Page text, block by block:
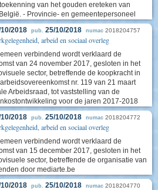
van het gouden ereteken van
- Provincie- en gemeentepersoneel
2018 pub. 25/10/2018 numac 2018204757
arbeid en sociaal overleg
verbindend wordt verklaard de
van 24 november 2017, gesloten in het
sector, betreffende de koopkracht in
nr. 119 van 21 maart
Arbeidsraad, tot vaststelling van de
voor de jaren 2017-2018
2018 pub. 25/10/2018 numac 2018204772
arbeid en sociaal overleg
verbindend wordt verklaard de
van 15 december 2017, gesloten in het
sector, betreffende de organisatie van
door mediarte.be
2018 pub. 25/10/2018 numac 2018204770